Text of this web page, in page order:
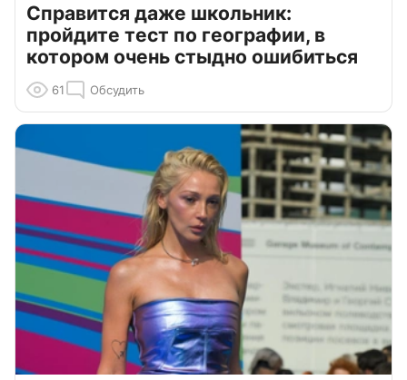
Справится даже школьник:
пройдите тест по географии, в
котором очень стыдно ошибиться
61 Обсудить